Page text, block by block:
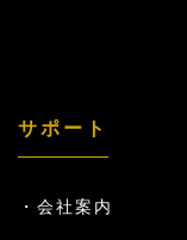
サポート
会社案内